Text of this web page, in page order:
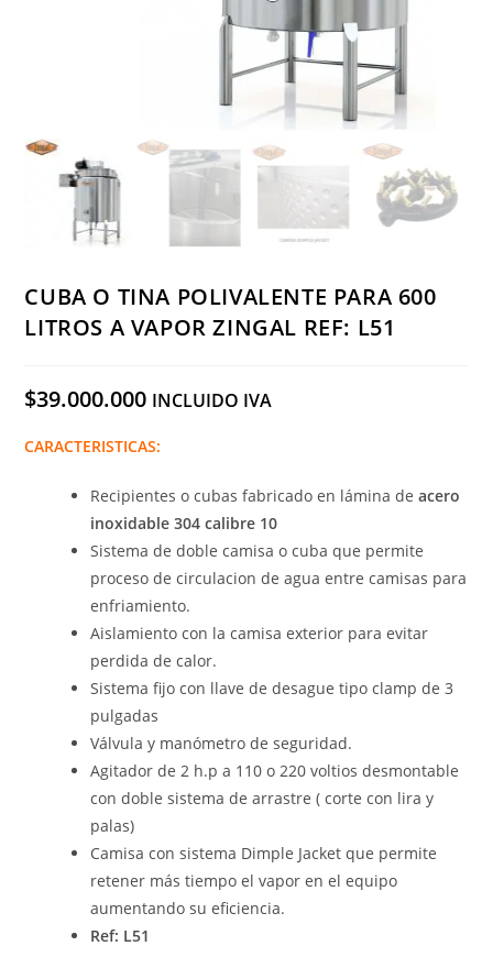
CUBA O TINA POLIVALENTE PARA 600
LITROS A VAPOR ZINGAL REF: L51
$39.000.000 INCLUIDO IVA
CARACTERISTICAS:
Recipientes o cubas fabricado en lámina de acero
inoxidable 304 calibre 10
Sistema de doble camisa o cuba que permite
proceso de circulacion de agua entre camisas para
enfriamiento.
Aislamiento con la camisa exterior para evitar
perdida de calor.
Sistema fijo con llave de desague tipo clamp de 3
pulgadas
Válvula y manómetro de seguridad.
Agitador de 2 h.p a 110 o 220 voltios desmontable
con doble sistema de arrastre ( corte con lira y
palas)
Camisa con sistema Dimple Jacket que permite
retener más tiempo el vapor en el equipo
aumentando su eficiencia.
Ref: L51